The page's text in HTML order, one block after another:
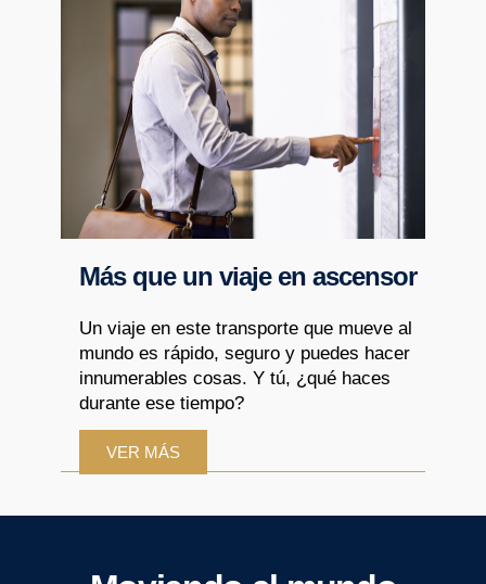
Más que un viaje en ascensor
Un viaje en este transporte que mueve al
mundo es rápido, seguro y puedes hacer
innumerables cosas. Y tú, ¿qué haces
durante ese tiempo?
VER MÁS